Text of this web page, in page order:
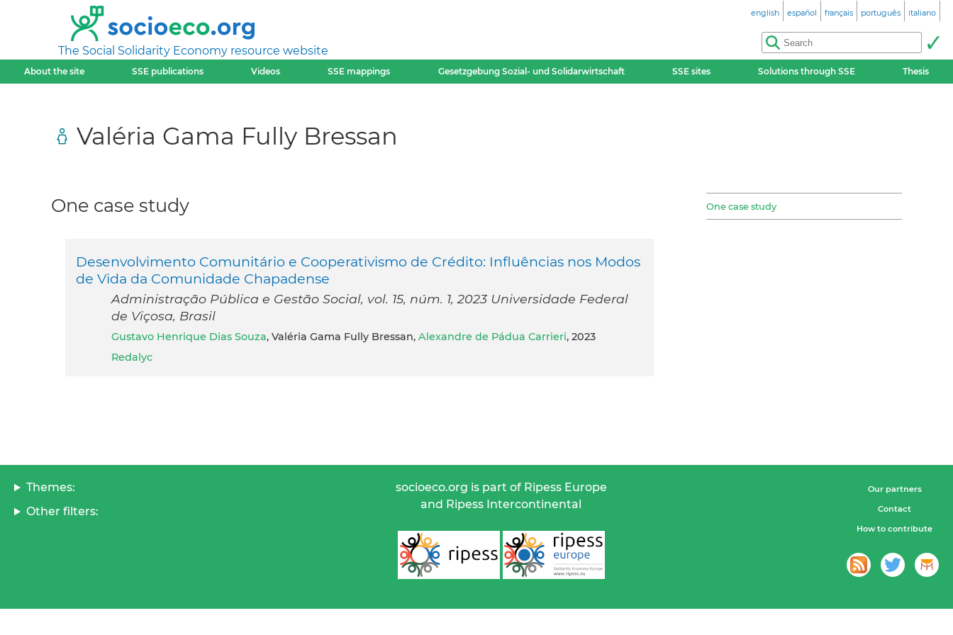
The Social Solidarity Economy resource website
english español français português italiano
About the site SSE publications Videos SSE mappings Gesetzgebung Sozial- und Solidarwirtschaft SSE sites Solutions through SSE Thesis
Valéria Gama Fully Bressan
One case study
One case study
Desenvolvimento Comunitário e Cooperativismo de Crédito: Influências nos Modos
de Vida da Comunidade Chapadense
Administração Pública e Gestão Social, vol. 15, núm. 1, 2023 Universidade Federal
de Viçosa, Brasil
Gustavo Henrique Dias Souza, Valéria Gama Fully Bressan, Alexandre de Pádua Carrieri, 2023
Redalyc
Themes:
Other filters:
socioeco.org is part of Ripess Europe
and Ripess Intercontinental
Our partners
Contact
How to contribute